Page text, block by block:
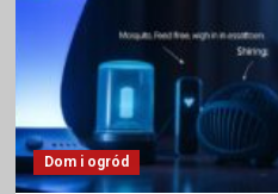
Dom i ogród